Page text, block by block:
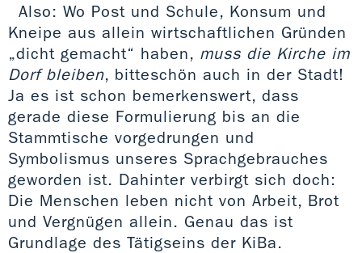
Also: Wo Post und Schule, Konsum und
Kneipe aus allein wirtschaftlichen Gründen
„dicht gemacht“ haben, muss die Kirche im
Dorf bleiben, bitteschön auch in der Stadt!
Ja es ist schon bemerkenswert, dass
gerade diese Formulierung bis an die
Stammtische vorgedrungen und
Symbolismus unseres Sprachgebrauches
geworden ist. Dahinter verbirgt sich doch:
Die Menschen leben nicht von Arbeit, Brot
und Vergnügen allein. Genau das ist
Grundlage des Tätigseins der KiBa.